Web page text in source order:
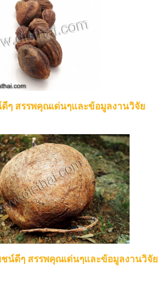
ๆ สรรพคุณเด่นๆและข้อมูลงานวิจัย
ชน์ดีๆ สรรพคุณเด่นๆและข้อมูลงานวิจัย